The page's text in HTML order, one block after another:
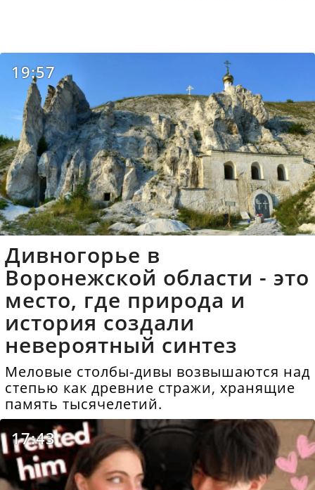
19:57
Дивногорье в
Воронежской области - это
место, где природа и
история создали
невероятный синтез
Меловые столбы-дивы возвышаются над
степью как древние стражи, хранящие
память тысячелетий.
17:43